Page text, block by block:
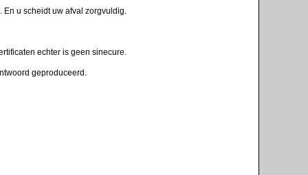
En u scheidt uw afval zorgvuldig.
echter is geen sinecure.
geproduceerd.